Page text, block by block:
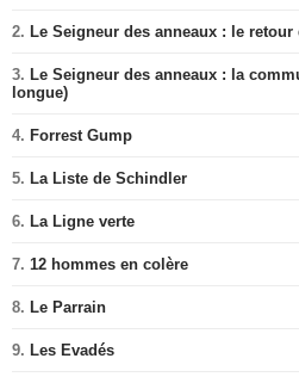
2. Le Seigneur des anneaux : le
3. Le Seigneur des anneaux : la
longue)
4. Forrest Gump
5. La Liste de Schindler
6. La Ligne verte
7. 12 hommes en colère
8. Le Parrain
9. Les Evadés